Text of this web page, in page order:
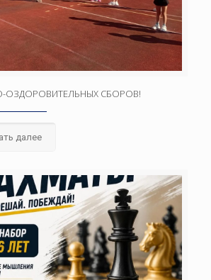
ОЗДОРОВИТЕЛЬНЫХ СБОРОВ!
далее